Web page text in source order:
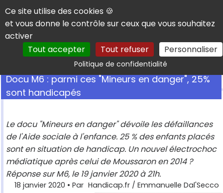
Panneau de gestion des cookies
Ce site utilise des cookies 🍪
et vous donne le contrôle sur ceux que vous souhaitez
activer
Tout accepter
Tout refuser Personnaliser
Politique de confidentialitéRechercher
Docu M6 : parmi ces "Mineurs en danger", 25%
sont handicapés
Le docu "Mineurs en danger" dévoile les défaillances
de l'Aide sociale à l'enfance. 25 % des enfants placés
sont en situation de handicap. Un nouvel électrochoc
médiatique après celui de Moussaron en 2014 ?
Réponse sur M6, le 19 janvier 2020 à 21h.
18 janvier 2020 • Par Handicap.fr / Emmanuelle Dal'Secco